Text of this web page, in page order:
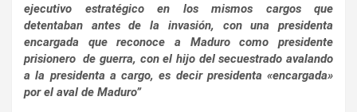
ejecutivo estratégico en los mismos cargos que
detentaban antes de la invasión, con una presidenta
encargada que reconoce a Maduro como presidente
prisionero de guerra, con el hijo del secuestrado avalando
a la presidenta a cargo, es decir presidenta «encargada»
por el aval de Maduro”